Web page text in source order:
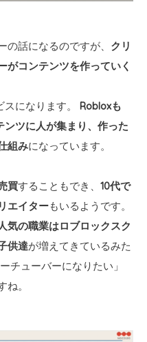
話になるのですが、 クリ
がコンテンツを作っていく
になります。
Robloxも
ツに人が集まり、作った
組みになっています。
買することもでき、 10代で
エイターもいるようです。
気の職業はロブロックスク
供達が増えてきているみた
チューバーになりたい」
。